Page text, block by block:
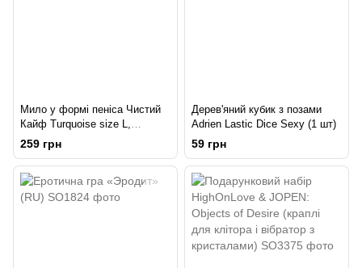
Мило у формі пеніса Чистий
Кайф Turquoise size L,
крафтове мило-член,
натуральне
259 грн
Дерев'яний кубик з позами
Adrien Lastic Dice Sexy (1 шт)
59 грн